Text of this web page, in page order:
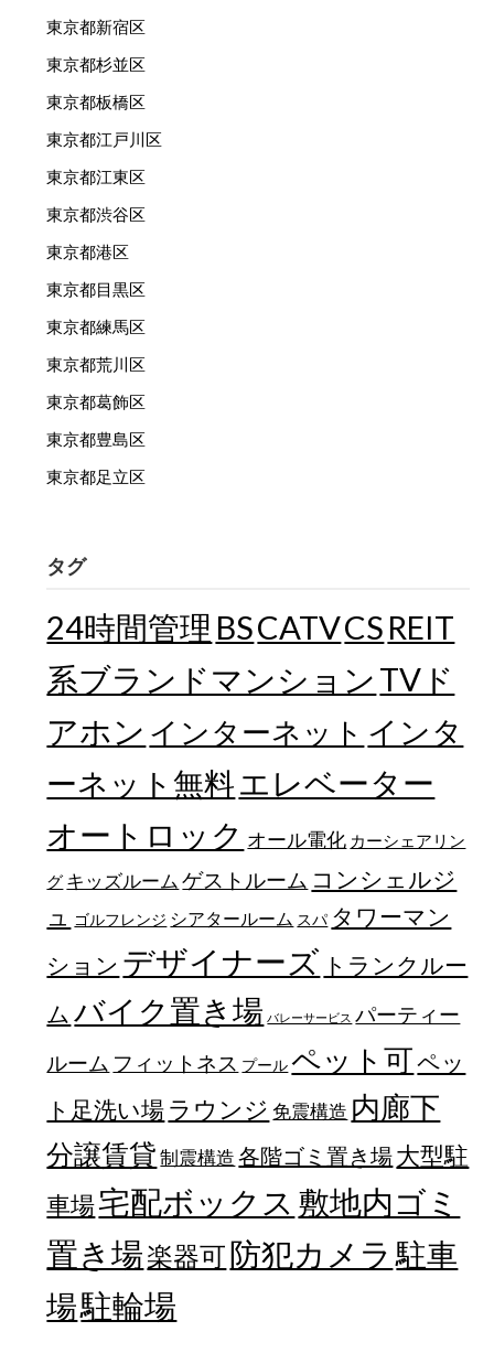
東京都新宿区
東京都杉並区
東京都板橋区
東京都江戸川区
東京都江東区
東京都渋谷区
東京都港区
東京都目黒区
東京都練馬区
東京都荒川区
東京都葛飾区
東京都豊島区
東京都足立区
タグ
24時間管理 BSCATVCS REIT
系ブランドマンション TVド
アホン インターネット インタ
ーネット無料エレベーター
オートロック オール電化 カーシェアリン
グ キッズルーム ゲストルーム コンシェルジ
ュ
ゴルフレンジ シアタールーム スパ タワーマン
ション デザイナーズ トランクルー
ム バイク置き場 バレーサービス パーティー
ルーム フィットネス プール ペット可ペッ
ト足洗い場 ラウンジ 免震構造 内廊下
分譲賃貸 制震構造 各階ゴミ置き場大型駐
車場宅配ボックス 敷地内ゴミ
置き場楽器可防犯カメラ 駐車
場駐輪場